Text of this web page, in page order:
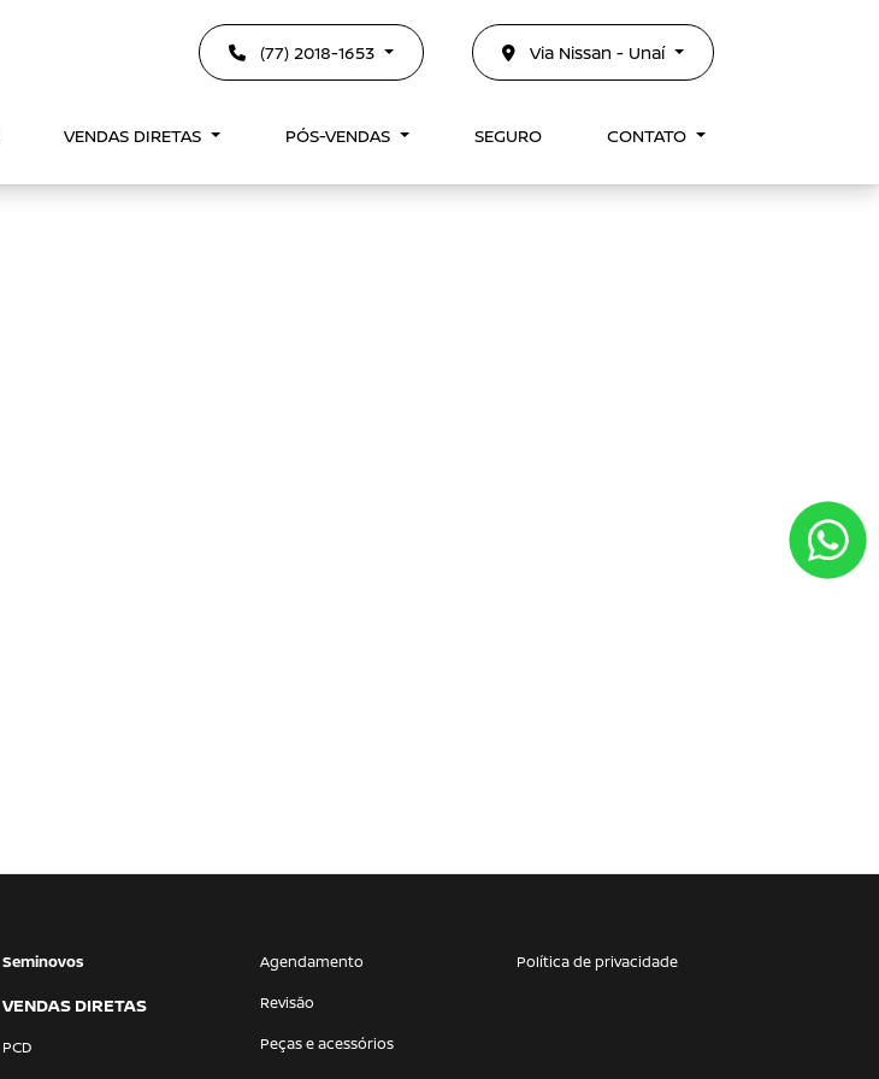
(77) 2018-1653 Via Nissan - Unaí
VENDAS DIRETAS PÓS-VENDAS SEGURO CONTATO
Seminovos
VENDAS DIRETAS
PCD
Agendamento
Revisão
Peças e acessórios
Política de privacidade